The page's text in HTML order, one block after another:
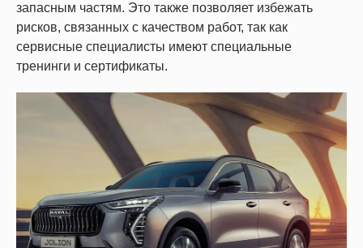
запасным частям. Это также позволяет избежать
рисков, связанных с качеством работ, так как
сервисные специалисты имеют специальные
тренинги и сертификаты.